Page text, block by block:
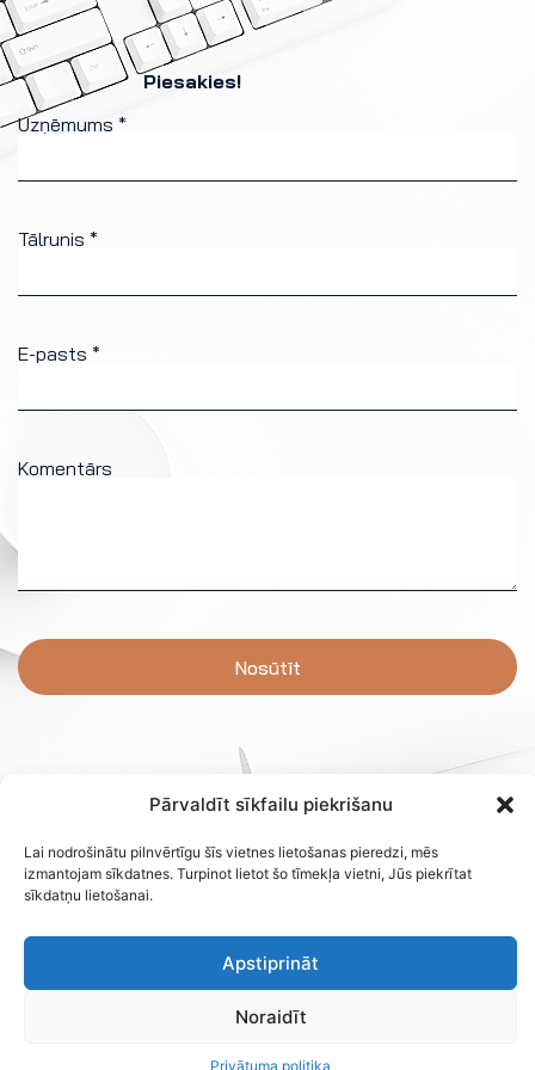
Pārvaldīt sīkfailu piekrišanu
Lai nodrošinātu pilnvērtīgu šīs vietnes lietošanas pieredzi, mēs
izmantojam sīkdatnes. Turpinot lietot šo tīmekļa vietni, Jūs piekrītat
sīkdatņu lietošanai.
Apstiprināt
Noraidīt
Privātuma politika
Piesakies!
Uzņēmums *
Tālrunis *
E-pasts *
Komentārs
Nosūtīt